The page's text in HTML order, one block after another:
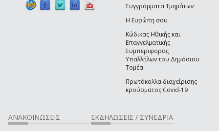
Συγγράμματα Τμημάτων
Η Ευρώπη σου
Κώδικας Ηθικής και
Επαγγελματικής
Συμπεριφοράς
Υπαλλήλων του Δημόσιου
Τομέα
Πρωτόκολλα διαχείρισης
κρούσματος Covid-19
ΑΝΑΚΟΙΝΩΣΕΙΣ ΕΚΔΗΛΩΣΕΙΣ / ΣΥΝΕΔΡΙΑ